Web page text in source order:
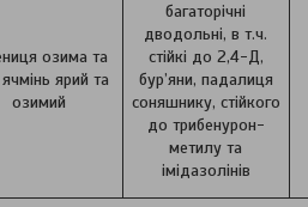
озима та
ярий та
озимий
багаторічні
дводольні, в т.ч.
стійкі до 2,4-Д,
бур’яни, падалиця
соняшнику, стійкого
до трибенурон-
метилу та
імідазолінів